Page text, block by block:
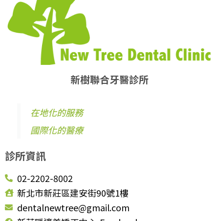
新樹聯合牙醫診所
在地化的服務
國際化的醫療
診所資訊
02-2202-8002
新北市新莊區建安街90號1樓
dentalnewtree@gmail.com